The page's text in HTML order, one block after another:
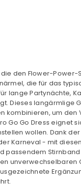
den Flower-
die für das
Partynächte,
Dieses
um
Go Dress eignet
wollen. Dank
Karneval - mit